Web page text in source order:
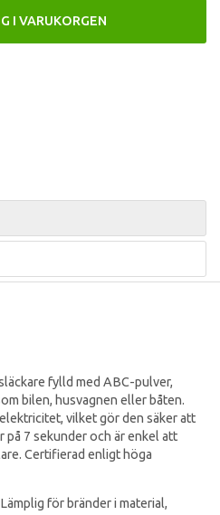
I VARUKORGEN
fylld med ABC-pulver,
bilen, husvagnen eller båten.
vilket gör den säker att
på 7 sekunder och är enkel att
Certifierad enligt höga
för bränder i material,